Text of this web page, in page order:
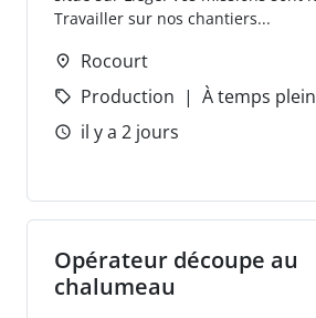
Travailler sur nos chantiers...
Rocourt
Production
À temps plein
il y a 2 jours
Opérateur découpe au
chalumeau